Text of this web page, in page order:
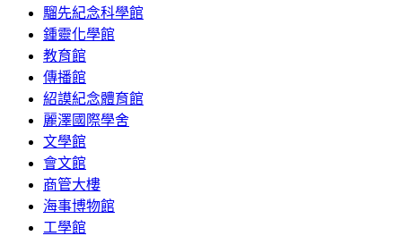
騮先紀念科學館
鍾靈化學館
教育館
傳播館
紹謨紀念體育館
麗澤國際學舍
文學館
會文館
商管大樓
海事博物館
工學館